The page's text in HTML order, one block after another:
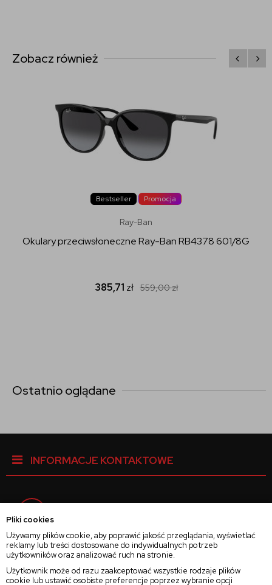
Pliki cookies
Używamy plików cookie, aby poprawić jakość przeglądania, wyświetlać
reklamy lub treści dostosowane do indywidualnych potrzeb
użytkowników oraz analizować ruch na stronie.
Użytkownik może od razu zaakceptować wszystkie rodzaje plików
cookie lub ustawić osobiste preferencje poprzez wybranie opcji
Zobacz również
Bestseller Promocja
Ray-Ban
Okulary przeciwsłoneczne Ray-Ban RB4378 601/8G
385,71 zł 559,00zł
Ostatnio oglądane
INFORMACJE KONTAKTOWE
Instagram